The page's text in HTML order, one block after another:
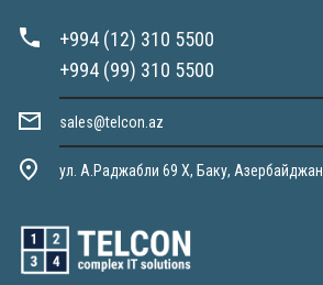
+994 (12) 310 5500
+994 (99) 310 5500
sales@telcon.az
ул. А.Раджабли 69 X, Баку, Азербайджан